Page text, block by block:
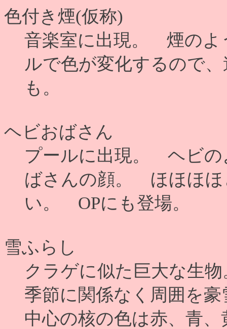
色付き煙(仮称)
音楽室に出現。 煙の
ルで色が変化するので
も。
ヘビおばさん
プールに出現。 ヘビの
ばさんの顔。 ほほほ
い。 OPにも登場。
雪ふらし
クラゲに似た巨大な生
季節に関係なく周囲を
中心の核の色は赤、青